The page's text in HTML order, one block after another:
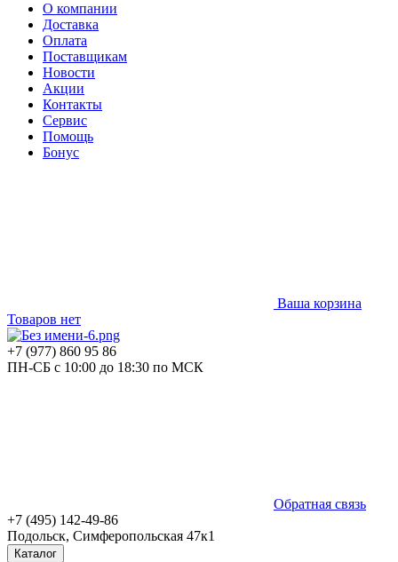
О компании
Доставка
Оплата
Поставщикам
Новости
Акции
Контакты
Сервис
Помощь
Бонус
Ваша корзина
Товаров нет
+7 (977) 860 95 86
ПН-СБ с 10:00 до 18:30 по МСК
Обратная связь
+7 (495) 142-49-86
Подольск, Симферопольская 47к1
Каталог